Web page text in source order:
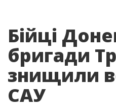
Бійці
бригади
знищили
САУ